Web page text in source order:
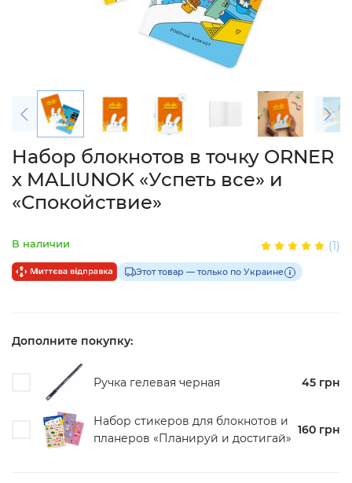
Набор блокнотов в точку ORNER
х MALIUNOK «Успеть все» и
«Спокойствие»
В наличии (1)
Этот товар — только по Украине
Дополните покупку:
Ручка гелевая черная 45 грн
Набор стикеров для блокнотов и
планеров «Планируй и достигай»
160 грн